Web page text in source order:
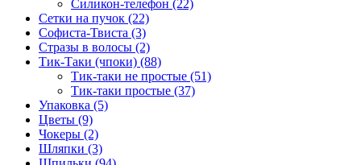
Силикон-телефон (22)
Сетки на пучок (22)
Софиста-Твиста (3)
Стразы в волосы (2)
Тик-Таки (чпоки) (88)
Тик-таки не простые (51)
Тик-таки простые (37)
Упаковка (5)
Цветы (9)
Чокеры (2)
Шляпки (3)